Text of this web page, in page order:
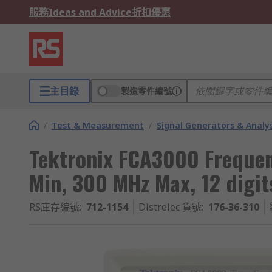
服務Ideas and Advice折扣優惠
主目錄 製造零件編號
/ Test & Measurement / Signal Generators &
Tektronix FCA3000
Min, 300 MHz Max, 12
RS庫存編號: 712-1154 Distrelec 貨號: 176-36-310